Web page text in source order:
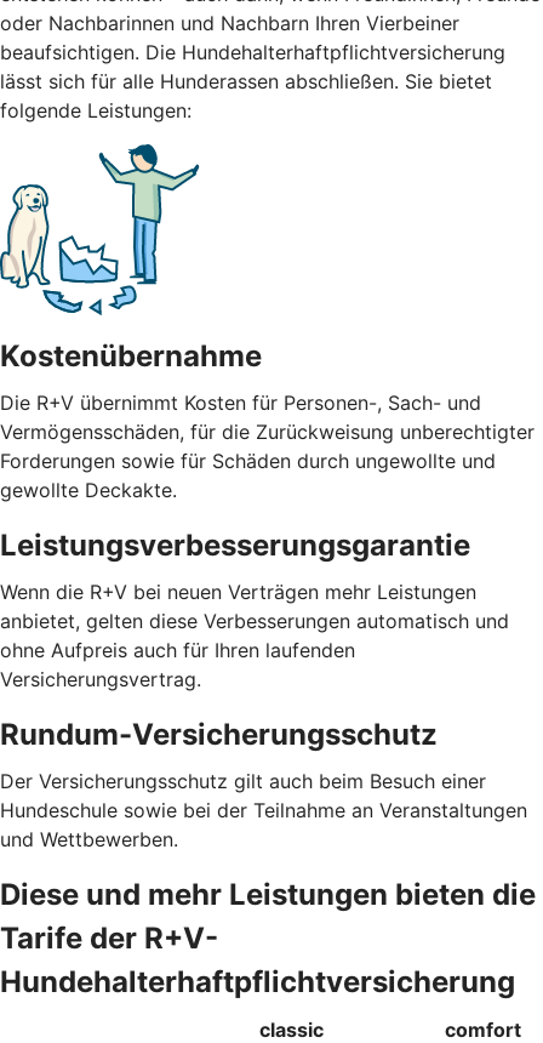
oder Nachbarinnen und Nachbarn Ihren Vierbeiner
beaufsichtigen. Die Hundehalterhaftpflichtversicherung
lässt sich für alle Hunderassen abschließen. Sie bietet
folgende Leistungen:
Kostenübernahme
Die R+V übernimmt Kosten für Personen-, Sach- und
Vermögensschäden, für die Zurückweisung unberechtigter
Forderungen sowie für Schäden durch ungewollte und
gewollte Deckakte.
Leistungsverbesserungsgarantie
Wenn die R+V bei neuen Verträgen mehr Leistungen
anbietet, gelten diese Verbesserungen automatisch und
ohne Aufpreis auch für Ihren laufenden
Versicherungsvertrag.
Rundum-Versicherungsschutz
Der Versicherungsschutz gilt auch beim Besuch einer
Hundeschule sowie bei der Teilnahme an Veranstaltungen
und Wettbewerben.
Diese und mehr Leistungen bieten die
Tarife der R+V-
Hundehalterhaftpflichtversicherung
classic
comfort